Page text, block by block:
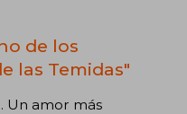
de los
las Temidas"
Un amor más